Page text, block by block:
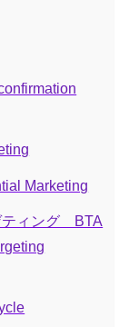
Marketing
ティング BTA